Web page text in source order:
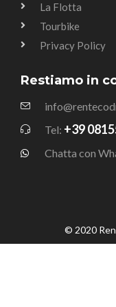
La Flotta
Tourbike
Privacy Policy
Restiamo in
Tel: +39
Chatta con
© 2020